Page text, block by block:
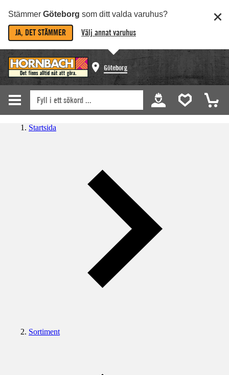
Stämmer Göteborg som ditt valda varuhus?
JA, DET STÄMMER Välj annat varuhus
Göteborg
Startsida
Sortiment